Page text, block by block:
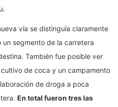
vía se distinguía claramente
segmento de la carretera
También fue posible ver
de coca y un campamento
de droga a poca
En total fueron tres las